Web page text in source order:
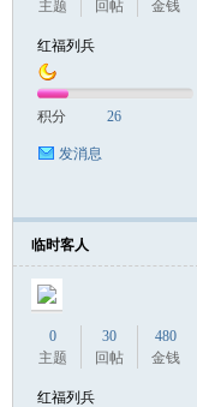
主题
回帖
金钱
红福列兵
积分 26
发消息
临时客人
0
主题
30
回帖
480
金钱
红福列兵